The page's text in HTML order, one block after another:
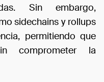
Sin embargo,
sidechains y rollups
permitiendo que
comprometer la